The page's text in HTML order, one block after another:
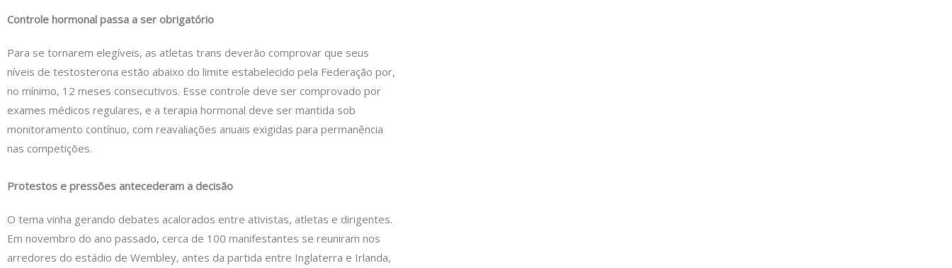
Controle hormonal passa a ser obrigatório
Para se tornarem elegíveis, as atletas trans deverão comprovar que seus
níveis de testosterona estão abaixo do limite estabelecido pela Federação por,
no mínimo, 12 meses consecutivos. Esse controle deve ser comprovado por
exames médicos regulares, e a terapia hormonal deve ser mantida sob
monitoramento contínuo, com reavaliações anuais exigidas para permanência
nas competições.
Protestos e pressões antecederam a decisão
O tema vinha gerando debates acalorados entre ativistas, atletas e dirigentes.
Em novembro do ano passado, cerca de 100 manifestantes se reuniram nos
arredores do estádio de Wembley, antes da partida entre Inglaterra e Irlanda,